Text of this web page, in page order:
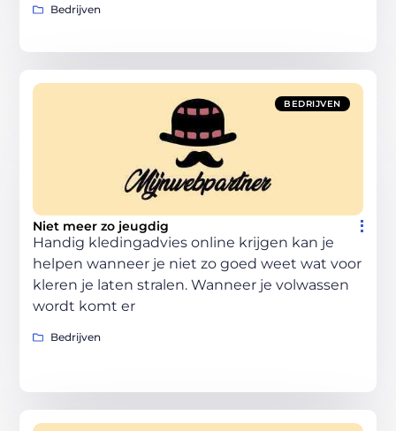
Bedrijven
BEDRIJVEN
Niet meer zo jeugdig
Handig kledingadvies online krijgen kan je
helpen wanneer je niet zo goed weet wat voor
kleren je laten stralen. Wanneer je volwassen
wordt komt er
Bedrijven